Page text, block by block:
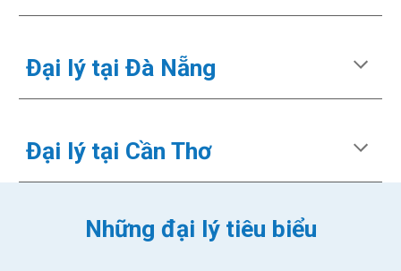
Đại lý tạiĐà Nẵng
Đại lý tại Cần Thơ
Những đại lý tiêu biểu